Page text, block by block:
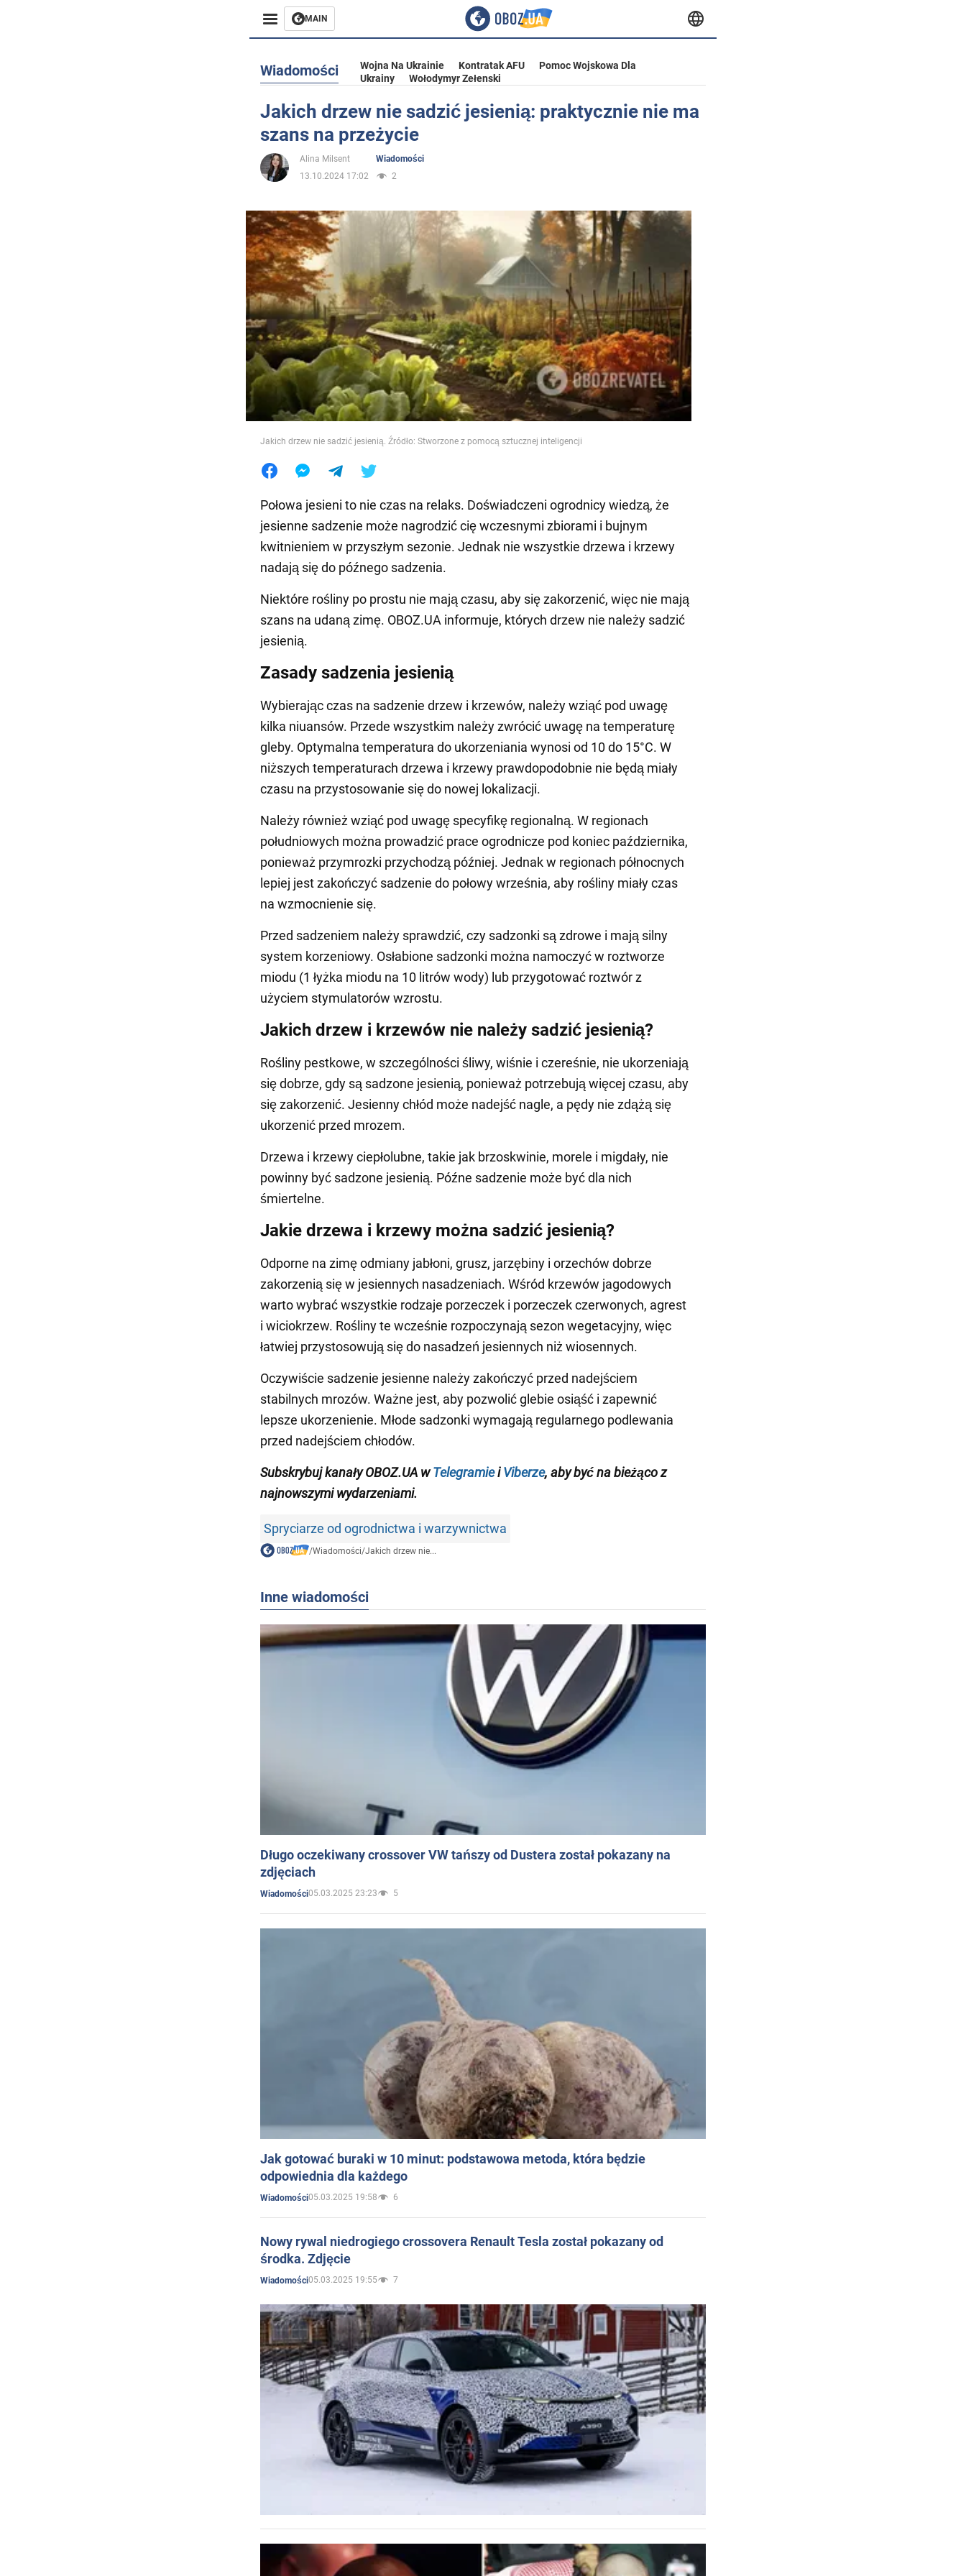
MAIN
Rozrywka
Życie
Społeczeństwo
Wojna na Ukrainie
Świat
Jedzenie
Wiadomości Wojna Na Ukrainie Kontratak AFU
Pomoc Wojskowa Dla
Ukrainy
Wołodymyr Zełenski
Jakich drzew nie sadzić jesienią: praktycznie nie ma
szans na przeżycie
Alina Milsent
Wiadomości
13.10.2024 17:02
2
Jakich drzew nie sadzić jesienią. Źródło: Stworzone z pomocą sztucznej inteligencji
Połowa jesieni to nie czas na relaks. Doświadczeni ogrodnicy wiedzą, że
jesienne sadzenie może nagrodzić cię wczesnymi zbiorami i bujnym
kwitnieniem w przyszłym sezonie. Jednak nie wszystkie drzewa i krzewy
nadają się do późnego sadzenia.
Niektóre rośliny po prostu nie mają czasu, aby się zakorzenić, więc nie mają
szans na udaną zimę. OBOZ.UA informuje, których drzew nie należy sadzić
jesienią.
Zasady sadzenia jesienią
Wybierając czas na sadzenie drzew i krzewów, należy wziąć pod uwagę
kilka niuansów. Przede wszystkim należy zwrócić uwagę na temperaturę
gleby. Optymalna temperatura do ukorzeniania wynosi od 10 do 15°C. W
niższych temperaturach drzewa i krzewy prawdopodobnie nie będą miały
czasu na przystosowanie się do nowej lokalizacji.
Należy również wziąć pod uwagę specyfikę regionalną. W regionach
południowych można prowadzić prace ogrodnicze pod koniec października,
ponieważ przymrozki przychodzą później. Jednak w regionach północnych
lepiej jest zakończyć sadzenie do połowy września, aby rośliny miały czas
na wzmocnienie się.
Przed sadzeniem należy sprawdzić, czy sadzonki są zdrowe i mają silny
system korzeniowy. Osłabione sadzonki można namoczyć w roztworze
miodu (1 łyżka miodu na 10 litrów wody) lub przygotować roztwór z
użyciem stymulatorów wzrostu.
Jakich drzew i krzewów nie należy sadzić jesienią?
Rośliny pestkowe, w szczególności śliwy, wiśnie i czereśnie, nie ukorzeniają
się dobrze, gdy są sadzone jesienią, ponieważ potrzebują więcej czasu, aby
się zakorzenić. Jesienny chłód może nadejść nagle, a pędy nie zdążą się
ukorzenić przed mrozem.
Drzewa i krzewy ciepłolubne, takie jak brzoskwinie, morele i migdały, nie
powinny być sadzone jesienią. Późne sadzenie może być dla nich
śmiertelne.
Jakie drzewa i krzewy można sadzić jesienią?
Odporne na zimę odmiany jabłoni, grusz, jarzębiny i orzechów dobrze
zakorzenią się w jesiennych nasadzeniach. Wśród krzewów jagodowych
warto wybrać wszystkie rodzaje porzeczek i porzeczek czerwonych, agrest
i wiciokrzew. Rośliny te wcześnie rozpoczynają sezon wegetacyjny, więc
łatwiej przystosowują się do nasadzeń jesiennych niż wiosennych.
Oczywiście sadzenie jesienne należy zakończyć przed nadejściem
stabilnych mrozów. Ważne jest, aby pozwolić glebie osiąść i zapewnić
lepsze ukorzenienie. Młode sadzonki wymagają regularnego podlewania
przed nadejściem chłodów.
Subskrybuj kanały OBOZ.UA wTelegramieiViberze, aby być na bieżąco z
najnowszymi wydarzeniami.
Spryciarze od ogrodnictwa i warzywnictwa
/Wiadomości/Jakich drzew nie...
Inne wiadomości
Długo oczekiwany crossover VW tańszy od Dustera został pokazany na
zdjęciach
Wiadomości05.03.2025 23:23 5
Jak gotować buraki w 10 minut: podstawowa metoda, która będzie
odpowiednia dla każdego
Wiadomości05.03.2025 19:58 6
Nowy rywal niedrogiego crossovera Renault Tesla został pokazany od
środka. Zdjęcie
Wiadomości05.03.2025 19:55 7